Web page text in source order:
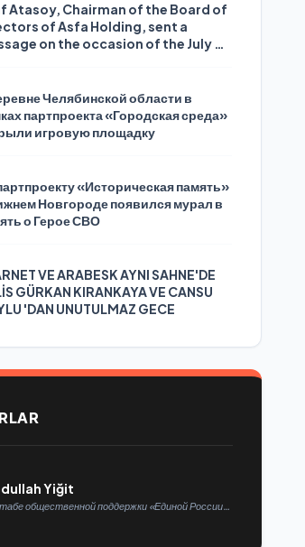
Atasoy, Chairman of the Board of
of Asfa Holding, sent a
on the occasion of the July 24
Челябинской области в
партпроекта «Городская среда»
игровую площадку
«Историческая память»
Новгороде появился мурал в
о Герое СВО
VE ARABESK AYNI SAHNE'DE
GÜRKAN KIRANKAYA VE CANSU
'DAN UNUTULMAZ GECE
Yiğit
общественной поддержки «Единой России»